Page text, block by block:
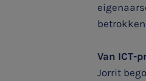
Van ICT-
Jorrit